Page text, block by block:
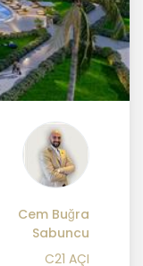
Cem Buğra
Sabuncu
C21 AÇI